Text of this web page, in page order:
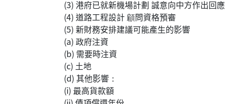
(3) 港府已就新機場計劃 誠意向中方作出回應
(4) 道路工程設計 顅問資格預審
(5) 新財務安排建議可能產生的影響
(a) 政府注資
(b) 需要時注資
(c) 土地
(d) 其他影響：
(i) 最高貨款額